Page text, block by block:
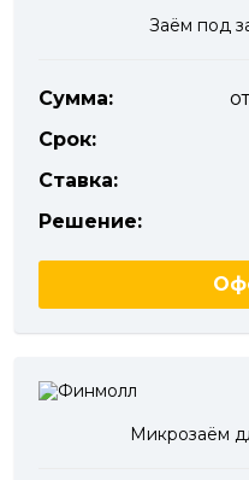
Заём под
Сумма:
Срок:
Ставка:
Решение:
Микрозаём